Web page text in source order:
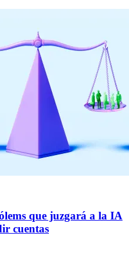
que juzgará a la IA
cuentas